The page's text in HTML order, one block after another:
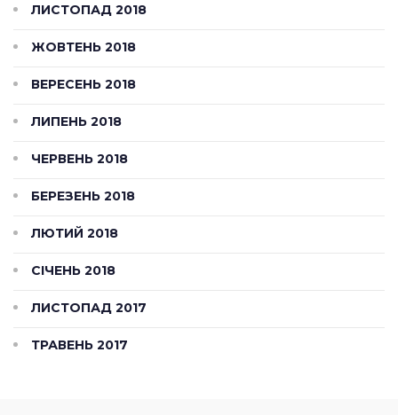
ЛИСТОПАД 2018
ЖОВТЕНЬ 2018
ВЕРЕСЕНЬ 2018
ЛИПЕНЬ 2018
ЧЕРВЕНЬ 2018
БЕРЕЗЕНЬ 2018
ЛЮТИЙ 2018
СІЧЕНЬ 2018
ЛИСТОПАД 2017
ТРАВЕНЬ 2017